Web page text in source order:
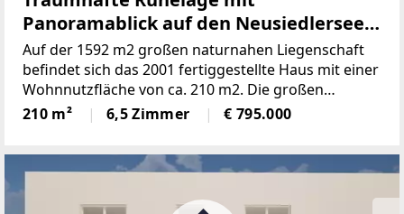
Panoramablick auf den Neusiedlersee
(Provisionsfrei)
Auf der 1592 m2 großen naturnahen Liegenschaft
befindet sich das 2001 fertiggestellte Haus mit einer
Wohnnutzfläche von ca. 210 m2. Die großen
Fensterspenden viel Tageslicht und ermöglichen auf
mehreren Ebenen einenaußergewöhnlichen Blick
210 m² 6,5 Zimmer € 795.000